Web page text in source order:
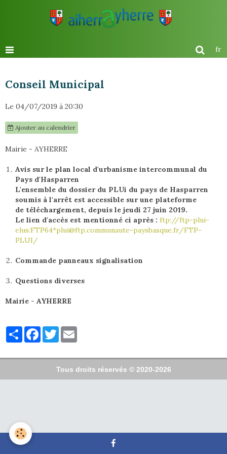
fr
Conseil Municipal
Le 04/07/2019 à 20:30
Ajouter au calendrier
Mairie - AYHERRE
Avis sur le plan local d'urbanisme intercommunal du
Pays d'Hasparren
L'ensemble du dossier du PLUi du pays de Hasparren
soumis à l'arrêt est accessible sur une plateforme
de téléchargement, depuis le jeudi 27 juin 2019.
Le lien d'accès est mentionné ci après : ftp://ftp-plui-
elus:FTP64*plui@ftp.communaute-paysbasque.fr/FTP-
PLUI/
Commande panneaux signalisation
Questions diverses
Mairie - AYHERRE
PartagerFacebook
Twitter
Tous droits réservés © 2020-2026